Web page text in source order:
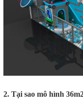
2. Tại sao mô hình